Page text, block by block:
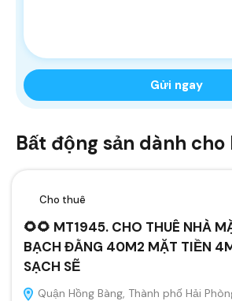
Bất động sản dành cho
Cho thuê
🌻🌻 MT1945. CHO THUÊ NHÀ
BẠCH ĐẰNG 40M2 MẶT TIỀN
SẠCH SẼ
Quận Hồng Bàng, Thành phố Hải